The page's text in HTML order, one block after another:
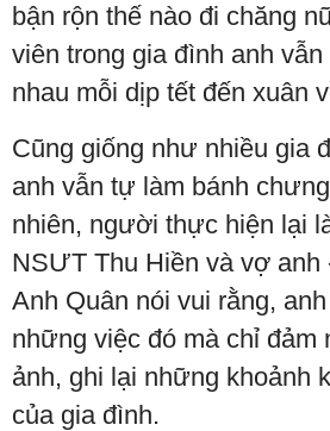
bận rộn thế nào đi chăng
viên trong gia đình anh vẫn
nhau mỗi dịp tết đến xuân
Cũng giống như nhiều gia
anh vẫn tự làm bánh
nhiên, người thực hiện lại
NSƯT Thu Hiền và vợ anh
Anh Quân nói vui rằng,
những việc đó mà chỉ đảm
ảnh, ghi lại những khoảnh
của gia đình.